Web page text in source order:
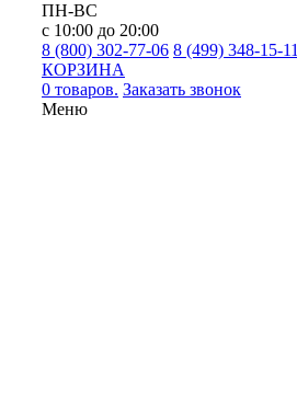
ПН-ВС
с 10:00 до 20:00
8 (800) 302-77-06 8 (499) 348-15-11
КОРЗИНА
0 товаров. Заказать звонок
Меню